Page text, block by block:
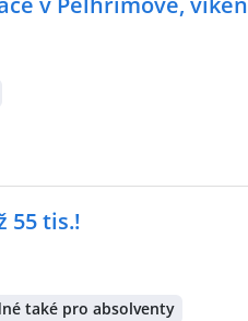
55 tis.!
také pro absolventy